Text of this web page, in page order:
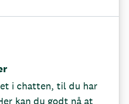
i chatten, til du har
kan du godt nå at